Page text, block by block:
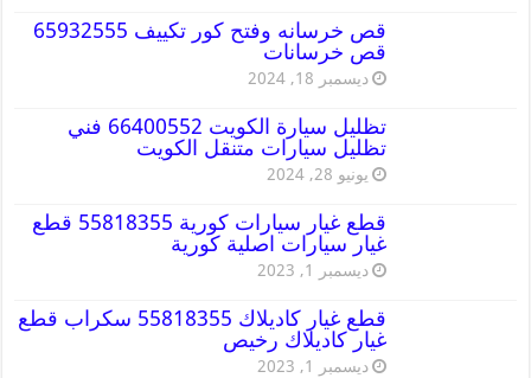
قص خرسانه وفتح كور تكييف 65932555
قص خرسانات
ديسمبر 18, 2024
تظليل سيارة الكويت 66400552 فني
تظليل سيارات متنقل الكويت
يونيو 28, 2024
قطع غيار سيارات كورية 55818355 قطع
غيار سيارات اصلية كورية
ديسمبر 1, 2023
قطع غيار كاديلاك 55818355 سكراب قطع
غيار كاديلاك رخيص
ديسمبر 1, 2023